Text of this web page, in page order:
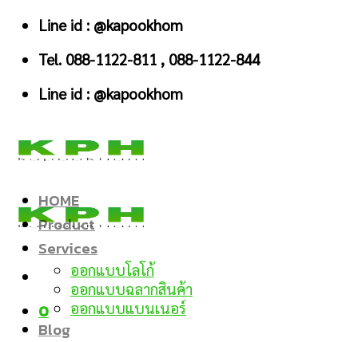
Skip
content
Line id : @kapookhom
Tel. 088-1122-811 , 088-1122-844
Line id : @kapookhom
0
HOME
Product
Services
ออกแบบโลโก้
ออกแบบฉลากสินค้า
ออกแบบแบนเนอร์
Blog